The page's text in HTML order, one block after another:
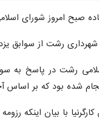
رشت که با حضور همه ۱۱ عضو شورا برگزار شد، یوسف
رشت در پاسخ به
بود که بر اساس آخرین آمار ۳۳
با بیان اینکه